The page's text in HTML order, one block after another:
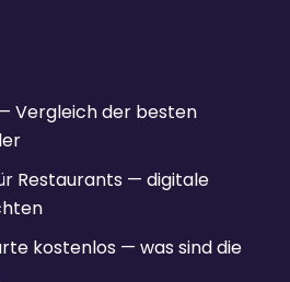
Vergleich der besten
Restaurants — digitale
kostenlos — was sind die